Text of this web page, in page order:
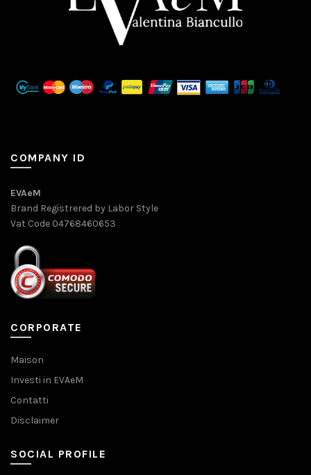
COMPANY ID
EVAeM
Brand Registrered by Labor Style
Vat Code 04768460653
CORPORATE
Maison
Investi in EVAeM
Contatti
Disclaimer
SOCIAL PROFILE